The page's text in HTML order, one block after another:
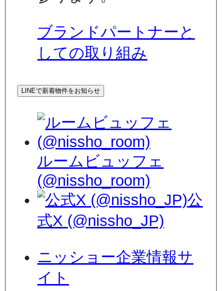
ブランドパートナーと
しての取り組み
LINEで新着物件をお知らせ
ルームビュッフェ
(@nissho_room)
公
式X (@nissho_JP)
ニッショー企業情報サ
イト